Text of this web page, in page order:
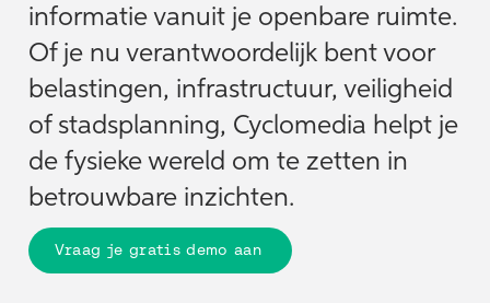
informatie vanuit je openbare ruimte.
Of je nu verantwoordelijk bent voor
belastingen, infrastructuur, veiligheid
of stadsplanning, Cyclomedia helpt je
de fysieke wereld om te zetten in
betrouwbare inzichten.
Vraag je gratis demo aan